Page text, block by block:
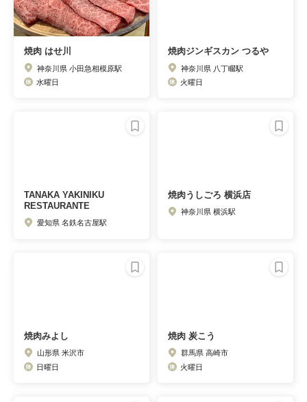
焼肉 はせ川
神奈川県 小田急相模原駅
水曜日
焼肉ジンギスカン つるや
神奈川県 八丁畷駅
火曜日
TANAKA YAKINIKU
RESTAURANTE
愛知県 名鉄名古屋駅
焼肉うしごろ 横浜店
神奈川県 横浜駅
焼肉みよし
山形県 米沢市
日曜日
焼肉 炭こう
群馬県 高崎市
火曜日